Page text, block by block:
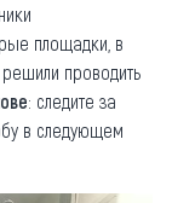
площадки, в
, решили проводить
: следите за
в следующем